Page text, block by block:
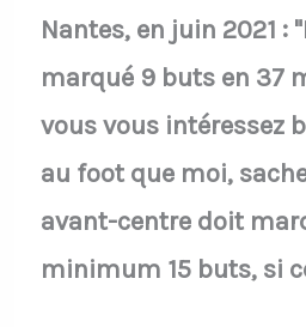
Nantes, en juin 2021 :
marqué 9 buts en 37
vous vous intéressez
au foot que moi,
avant-centre doit
minimum 15 buts, si